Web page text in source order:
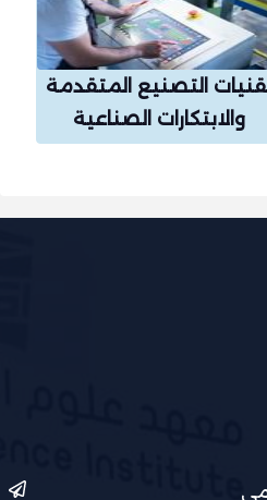
التصنيع المتقدمة
والابتكارات الصناعية